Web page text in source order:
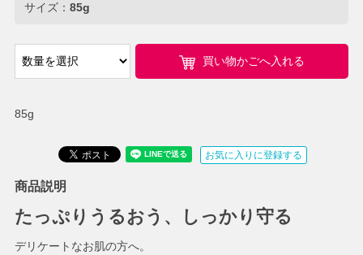
85g
サイズ： 85g
買い物かごへ入れる
お気に入りに登録する
商品説明
たっぷりうるおう、しっかり守る
デリケートなお肌の方へ。